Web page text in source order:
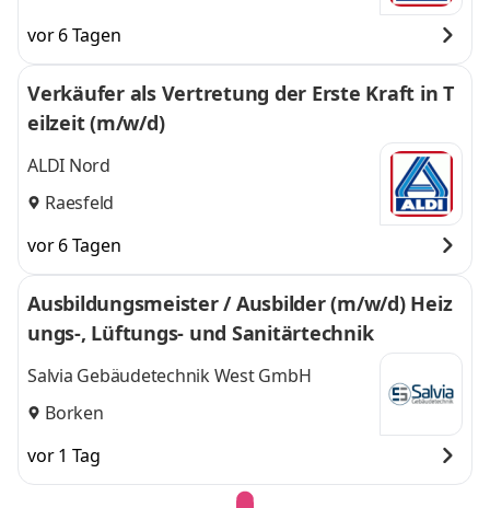
vor 6 Tagen
Verkäufer als Vertretung der Erste Kraft in T
eilzeit (m/w/d)
ALDI Nord
Raesfeld
vor 6 Tagen
Ausbildungsmeister / Ausbilder (m/w/d) Heiz
ungs-, Lüftungs- und Sanitärtechnik
Salvia Gebäudetechnik West GmbH
Borken
vor 1 Tag